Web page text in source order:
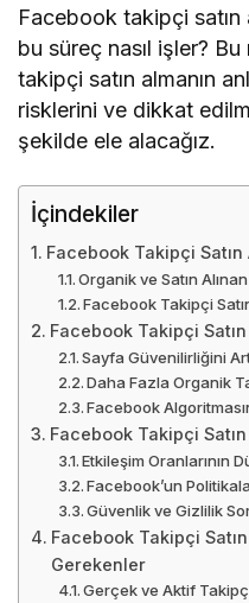
Facebook takipçi
bu süreç nasıl işler?
takipçi satın almanın
risklerini ve dikkat
şekilde ele alacağız.
İçindekiler
Facebook Takipçi Satın
Organik ve Satın
Facebook Takipçi
Facebook Takipçi Satın
Sayfa Güvenilirliğini
Daha Fazla Organik
Facebook
Facebook Takipçi
Etkileşim Oranlarının
Facebook’un
Güvenlik ve Gizlilik
Facebook Takipçi
Gerekenler
Gerçek ve Aktif